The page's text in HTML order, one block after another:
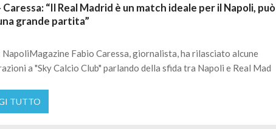
Caressa: “Il Real Madrid è un match ideale per il Napoli, può
grande partita”
NapoliMagazine Fabio Caressa, giornalista, ha rilasciato alcune
a "Sky Calcio Club" parlando della sfida tra Napoli e Real Mad
TUTTO